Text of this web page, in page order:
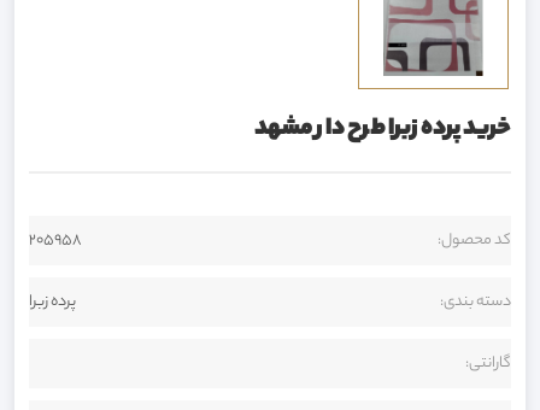
خرید پرده زبرا طرح دار مشهد
کد محصول: 205958
دسته بندی: پرده زبرا
گارانتی: